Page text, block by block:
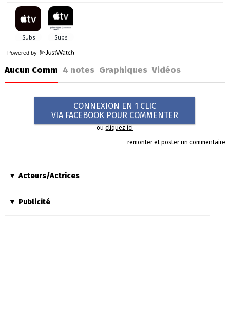
Powered by
Aucun Comm 4 notes Graphiques Vidéos
CONNEXION EN 1 CLIC
VIA FACEBOOK POUR COMMENTER
oucliquez ici
remonter et poster un commentaire
Acteurs/Actrices
Publicité